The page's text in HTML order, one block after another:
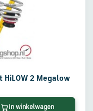
HiLOW 2 Megalow
In winkelwagen